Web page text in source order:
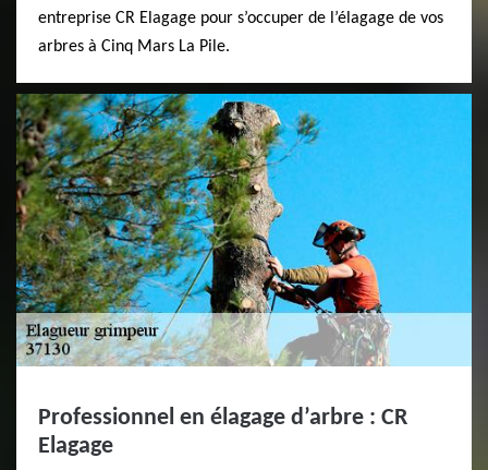
entreprise CR Elagage pour s’occuper de l’élagage de vos
arbres à Cinq Mars La Pile.
Professionnel en élagage d’arbre : CR
Elagage